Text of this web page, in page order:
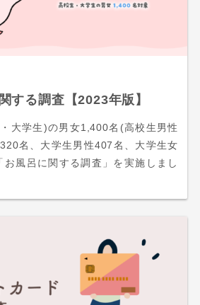
する調査【2023年版】
大学生)の男女1,400名(高校生男性
名、大学生男性407名、大学生女
風呂に関する調査」を実施しまし